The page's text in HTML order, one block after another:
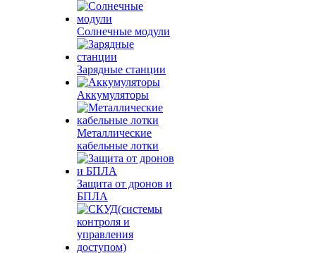
Солнечные модули
Зарядные станции
Аккумуляторы
Металлические
кабельные лотки
Защита от дронов и
БПЛА